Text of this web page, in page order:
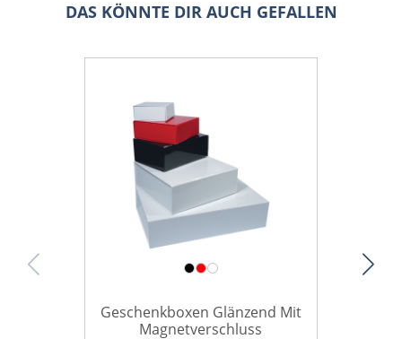
DAS KÖNNTE DIR AUCH GEFALLEN
Geschenkboxen Glänzend Mit
Magnetverschluss